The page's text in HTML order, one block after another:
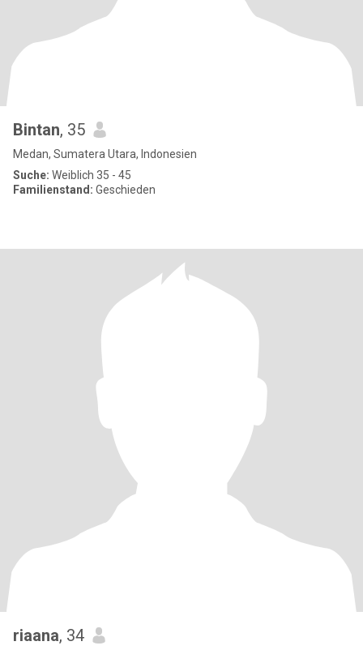
Bintan, 35
Medan, Sumatera Utara, Indonesien
Suche: Weiblich 35 - 45
Familienstand: Geschieden
riaana, 34